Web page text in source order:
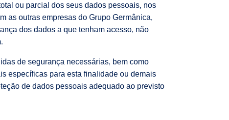
ou parcial dos seus dados pessoais, nos
as outras empresas do Grupo Germânica,
dos dados a que tenham acesso, não
de segurança necessárias, bem como
específicas para esta finalidade ou demais
de dados pessoais adequado ao previsto